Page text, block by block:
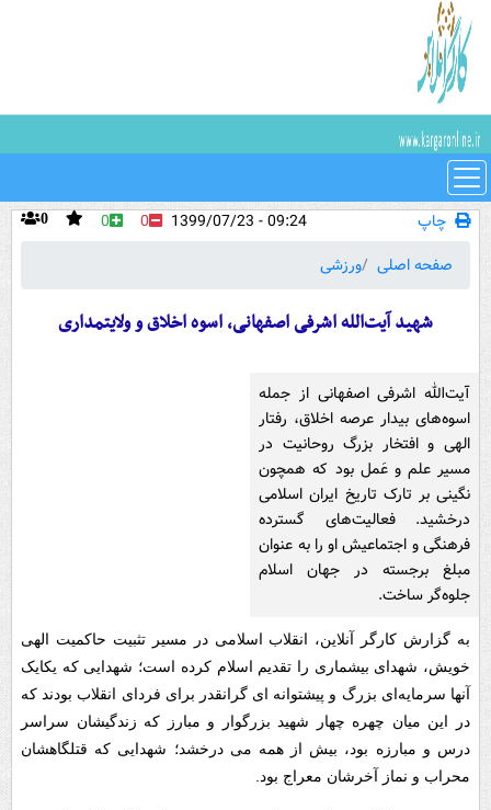
چاپ 0 0 0
09:24 - 1399/07/23
صفحه اصلی
ورزشی
شهید آیت‌الله اشرفی اصفهانی، اسوه اخلاق و ولایتمداری
آیت‌الله اشرفی اصفهانی ‌از جمله
اسوه‌های بیدار عرصه اخلاق، رفتار
الهی و افتخار بزرگ روحانیت در
مسیر علم و عَمل بود که همچون
نگینی بر تارک تاریخ ایران اسلامی
درخشید. فعالیت‌های گسترده
فرهنگی و اجتماعیش او را به عنوان
مبلغ برجسته در جهان اسلام
جلوه‌گر ساخت.
به گزارش کارگر آنلاین، انقلاب اسلامی در مسیر تثبیت حاکمیت الهی
خویش، شهدای بیشماری را تقدیم اسلام کرده است؛‌ شهدایی که یکایک
آنها سرمایه‌ای بزرگ و پیشتوانه ای گرانقدر برای فردای انقلاب بودند که
در این میان چهره چهار شهید بزرگوار و مبارز که زندگیشان سراسر
درس و مبارزه بود، بیش از همه می درخشد؛ شهدایی که قتلگاهشان
محراب و نماز آخرشان معراج بود.